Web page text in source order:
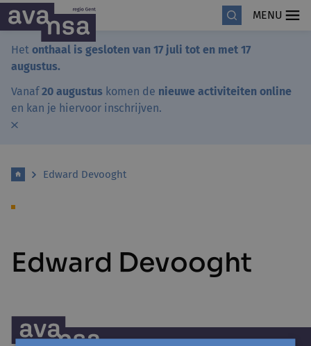
MENU
Het onthaal is gesloten van 17 juli tot en met 17
augustus.
Vanaf20 augustus komen de nieuwe activiteiten online
en kan je hiervoor inschrijven.
Edward Devooght
Edward Devooght